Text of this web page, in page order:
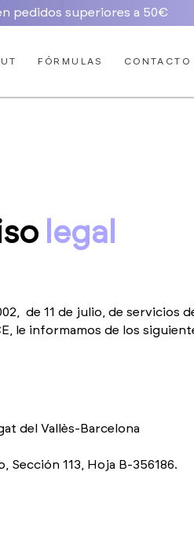
pedidos superiores a 50€
FÓRMULAS CONTACTO
legal
de 11 de julio, de servicios
le informamos de los
del Vallès-Barcelona
Sección 113, Hoja B-356186.